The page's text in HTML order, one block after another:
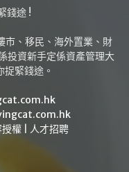
錢途 !
、移民、海外置業、財
投資新手定係資產管理大
緊錢途。
授權 人才招聘